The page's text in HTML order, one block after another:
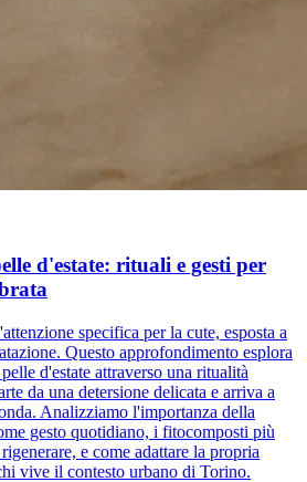
d'estate: rituali e gesti per
specifica per la cute, esposta a
Questo approfondimento esplora
d'estate attraverso una ritualità
da una detersione delicata e arriva a
Analizziamo l'importanza della
gesto quotidiano, i fitocomposti più
e come adattare la propria
vive il contesto urbano di Torino.